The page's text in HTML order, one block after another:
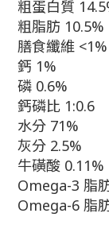
粗蛋白質
粗脂肪 10.5%
膳食纖維 <1%
鈣 1%
磷 0.6%
鈣磷比 1:0.6
水分 71%
灰分 2.5%
牛磺酸 0.11%
Omega-3 脂
Omega-6 脂